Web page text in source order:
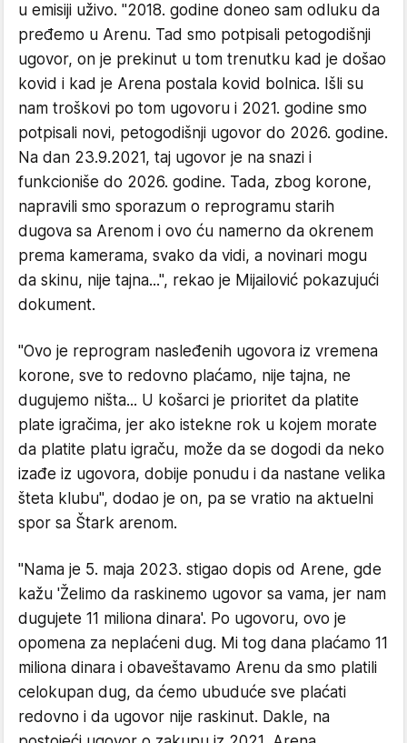
u emisiji uživo. "2018. godine doneo sam odluku da
pređemo u Arenu. Tad smo potpisali petogodišnji
ugovor, on je prekinut u tom trenutku kad je došao
kovid i kad je Arena postala kovid bolnica. Išli su
nam troškovi po tom ugovoru i 2021. godine smo
potpisali novi, petogodišnji ugovor do 2026. godine.
Na dan 23.9.2021, taj ugovor je na snazi i
funkcioniše do 2026. godine. Tada, zbog korone,
napravili smo sporazum o reprogramu starih
dugova sa Arenom i ovo ću namerno da okrenem
prema kamerama, svako da vidi, a novinari mogu
da skinu, nije tajna...", rekao je Mijailović pokazujući
dokument.
"Ovo je reprogram nasleđenih ugovora iz vremena
korone, sve to redovno plaćamo, nije tajna, ne
dugujemo ništa... U košarci je prioritet da platite
plate igračima, jer ako istekne rok u kojem morate
da platite platu igraču, može da se dogodi da neko
izađe iz ugovora, dobije ponudu i da nastane velika
šteta klubu", dodao je on, pa se vratio na aktuelni
spor sa Štark arenom.
"Nama je 5. maja 2023. stigao dopis od Arene, gde
kažu 'Želimo da raskinemo ugovor sa vama, jer nam
dugujete 11 miliona dinara'. Po ugovoru, ovo je
opomena za neplaćeni dug. Mi tog dana plaćamo 11
miliona dinara i obaveštavamo Arenu da smo platili
celokupan dug, da ćemo ubuduće sve plaćati
redovno i da ugovor nije raskinut. Dakle, na